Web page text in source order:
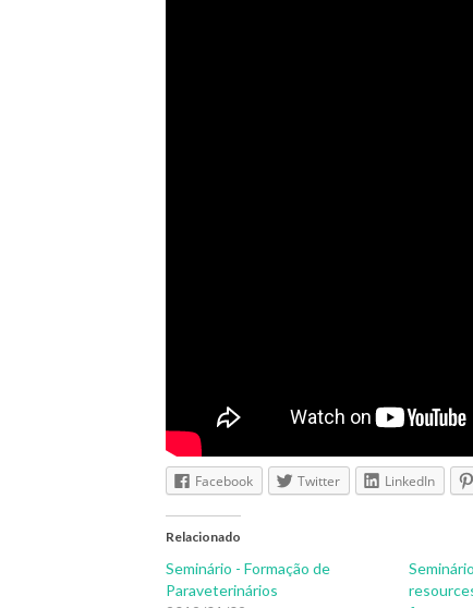
Facebook Twitter LinkedIn
Relacionado
Seminário - Formação de
Paraveterinários